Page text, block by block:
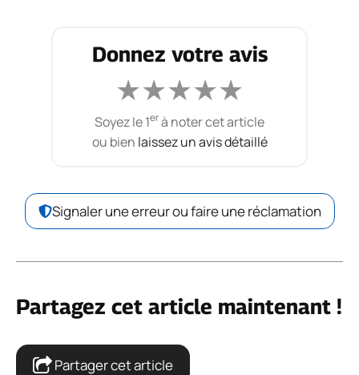
Donnez votre avis
★★★★★
Soyez le 1erà noter cet article
ou bien laissez un avis détaillé
Signaler une erreur ou faire une réclamation
Partagez cet article maintenant !
Partager cet article